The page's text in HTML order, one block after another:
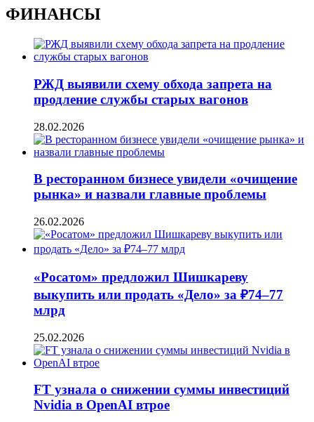
ФИНАНСЫ
РЖД выявили схему обхода запрета на
продление службы старых вагонов
28.02.2026
В ресторанном бизнесе увидели «очищение
рынка» и назвали главные проблемы
26.02.2026
«Росатом» предложил Шишкареву
выкупить или продать «Дело» за ₽74–77
млрд
25.02.2026
FT узнала о снижении суммы инвестиций
Nvidia в OpenAI втрое